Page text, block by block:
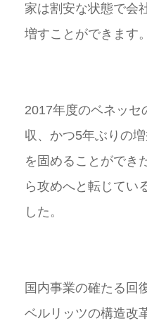
家は割安な状態で会
増すことができます。
2017年度のベネッセ
収、かつ5年ぶりの
を固めることができ
ら攻めへと転じてい
した。
国内事業の確たる回
ベルリッツの構造改